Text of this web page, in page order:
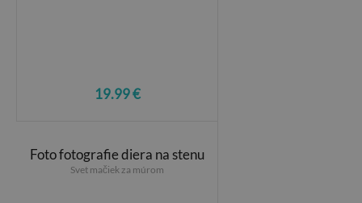
19.99 €
Foto fotografie diera na stenu
Svet mačiek za múrom